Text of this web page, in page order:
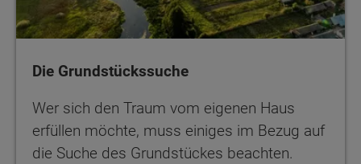
Die Grundstückssuche
Wer sich den Traum vom eigenen Haus
erfüllen möchte, muss einiges im Bezug auf
die Suche des Grundstückes beachten.